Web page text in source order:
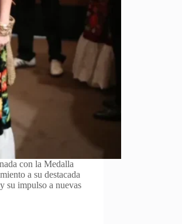
con la Medalla
a su destacada
su impulso a nuevas